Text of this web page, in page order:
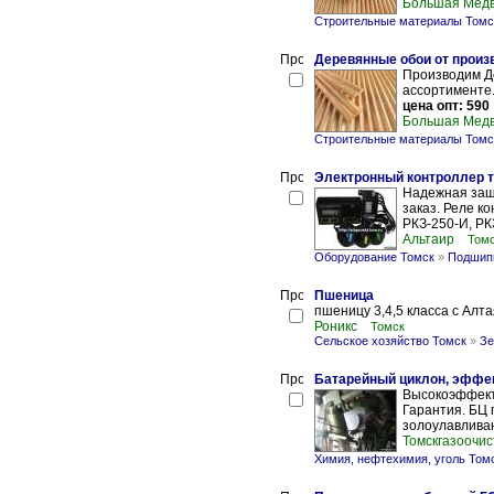
Большая
Строительные материалы
Деревянные обои от
Производим
ассортименте.
цена опт:
Большая
Строительные материалы
Электронный контроллер
Надежная
заказ. Реле
РКЗ-250-И,
Альтаир
Оборудование Томск »
Пшеница
пшеницу 3,4,5 класса с
Роникс
Томск
Сельское хозяйство Томск »
Батарейный циклон,
Гарантия. БЦ
Химия, нефтехимия, уголь